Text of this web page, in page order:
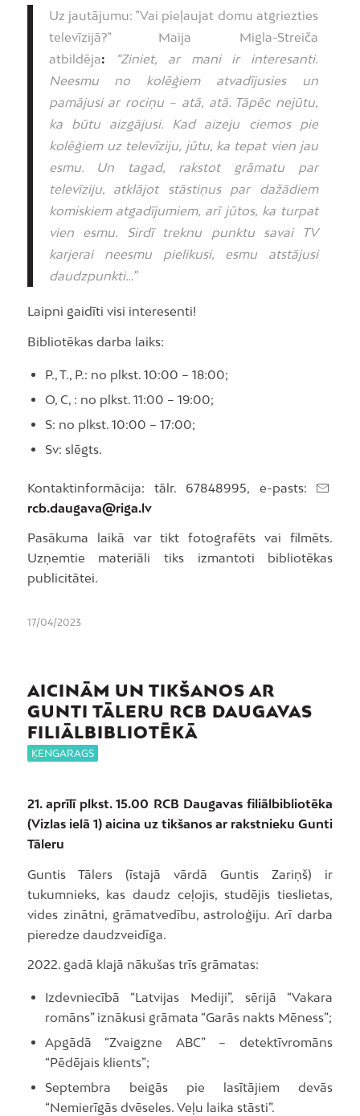
Uz jautājumu: ”Vai pieļaujat domu atgriezties
televīzijā?” Maija Migla-Streiča
atbildēja:
“Ziniet, ar mani ir interesanti.
Neesmu no kolēģiem atvadījusies un
pamājusi ar rociņu – atā, atā. Tāpēc nejūtu,
ka būtu aizgājusi. Kad aizeju ciemos pie
kolēģiem uz televīziju, jūtu, ka tepat vien jau
esmu. Un tagad, rakstot grāmatu par
televīziju, atklājot stāstiņus par dažādiem
komiskiem atgadījumiem, arī jūtos, ka turpat
vien esmu. Sirdī treknu punktu savai TV
karjerai neesmu pielikusi, esmu atstājusi
daudzpunkti…”
Laipni gaidīti visi interesenti!
Bibliotēkas darba laiks:
P., T., P.: no plkst. 10:00 – 18:00;
O, C, : no plkst. 11:00 – 19:00;
S: no plkst. 10:00 – 17:00;
Sv: slēgts.
Kontaktinformācija: tālr. 67848995, e-pasts:
rcb.daugava@riga.lv
Pasākuma laikā var tikt fotografēts vai filmēts.
Uzņemtie materiāli tiks izmantoti bibliotēkas
publicitātei.
17/04/2023
AICINĀM UN TIKŠANOS AR
GUNTI TĀLERU RCB DAUGAVAS
FILIĀLBIBLIOTĒKĀ
ĶENGARAGS
21. aprīlī plkst. 15.00 RCB Daugavas filiālbibliotēka
(Vizlas ielā 1) aicina uz tikšanos ar rakstnieku Gunti
Tāleru
Guntis Tālers (īstajā vārdā Guntis Zariņš) ir
tukumnieks, kas daudz ceļojis, studējis tieslietas,
vides zinātni, grāmatvedību, astroloģiju. Arī darba
pieredze daudzveidīga.
2022. gadā klajā nākušas trīs grāmatas:
Izdevniecībā “Latvijas Mediji”, sērijā “Vakara
romāns” iznākusi grāmata “Garās nakts Mēness”;
Apgādā “Zvaigzne ABC” – detektīvromāns
“Pēdējais klients”;
Septembra beigās pie lasītājiem devās
“Nemierīgās dvēseles. Veļu laika stāsti”.